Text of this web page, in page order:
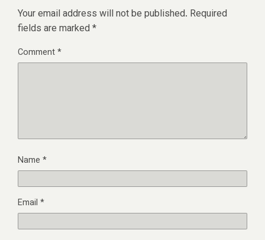
Your email address will not be published. Required
fields are marked *
Comment*
Name *
Email *